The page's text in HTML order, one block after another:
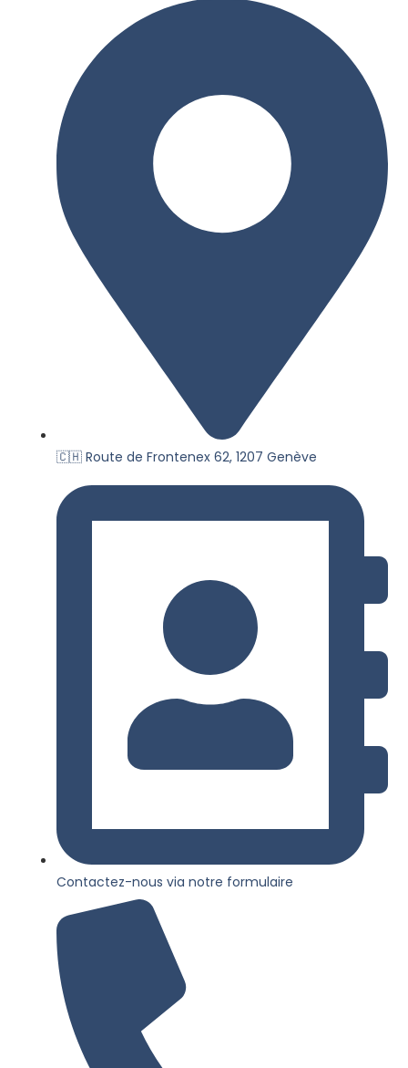
🇨🇭 Route de Frontenex 62, 1207 Genève
Contactez-nous via notre formulaire